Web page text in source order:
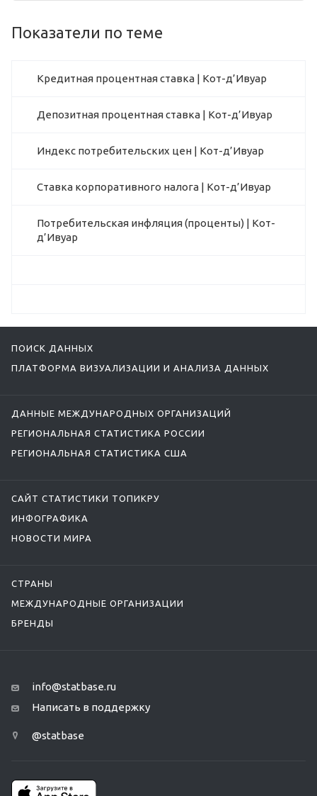
Показатели по теме
Кредитная процентная ставка | Кот-д’Ивуар
Депозитная процентная ставка | Кот-д’Ивуар
Индекс потребительских цен | Кот-д’Ивуар
Ставка корпоративного налога | Кот-д’Ивуар
Потребительская инфляция (проценты) | Кот-
д’Ивуар
ПОИСК ДАННЫХ
ПЛАТФОРМА ВИЗУАЛИЗАЦИИ И АНАЛИЗА ДАННЫХ
ДАННЫЕ МЕЖДУНАРОДНЫХ ОРГАНИЗАЦИЙ
РЕГИОНАЛЬНАЯ СТАТИСТИКА РОССИИ
РЕГИОНАЛЬНАЯ СТАТИСТИКА США
САЙТ СТАТИСТИКИ ТОПИКРУ
ИНФОГРАФИКА
НОВОСТИ МИРА
СТРАНЫ
МЕЖДУНАРОДНЫЕ ОРГАНИЗАЦИИ
БРЕНДЫ
info@statbase.ru
Написать в поддержку
@statbase